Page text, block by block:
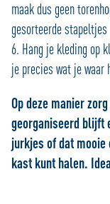
maak dus geen
gesorteerde stapeltjes
6. Hang je kleding op
je precies wat je waar
Op deze manier
georganiseerd blijft
jurkjes of dat
kast kunt halen.